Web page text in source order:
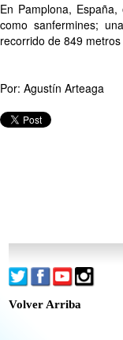
En Pamplona,
como sanfermines;
recorrido de 849
Por: Agustín Arteaga
Volver Arriba